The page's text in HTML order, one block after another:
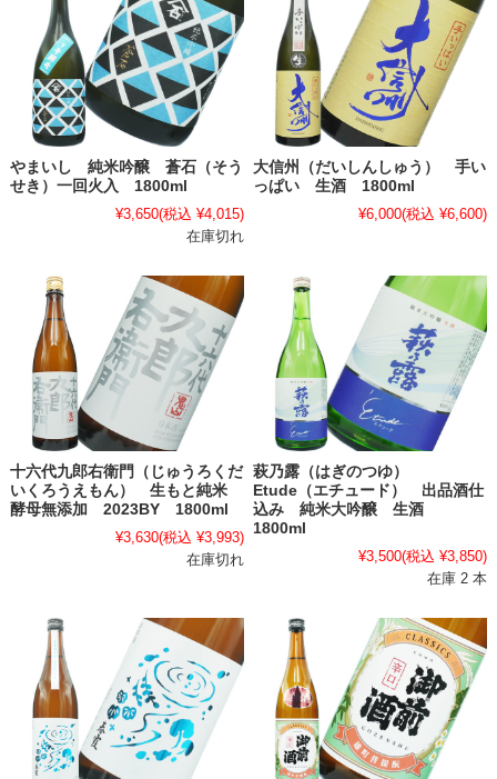
やまいし 純米吟醸 蒼石（そう
せき）一回火入 1800ml
¥3,650(税込 ¥4,015)
在庫切れ
大信州（だいしんしゅう） 手い
っぱい 生酒 1800ml
¥6,000(税込 ¥6,600)
十六代九郎右衛門（じゅうろくだ
いくろうえもん） 生もと純米
酵母無添加 2023BY 1800ml
¥3,630(税込 ¥3,993)
在庫切れ
萩乃露（はぎのつゆ）
Etude（エチュード） 出品酒仕
込み 純米大吟醸 生酒
1800ml
¥3,500(税込 ¥3,850)
在庫 2 本